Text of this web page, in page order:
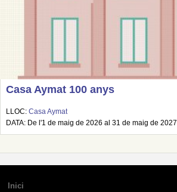
Casa Aymat 100 anys
LLOC: Casa Aymat
DATA: De l'1 de maig de 2026 al 31 de maig de 2027
Inici